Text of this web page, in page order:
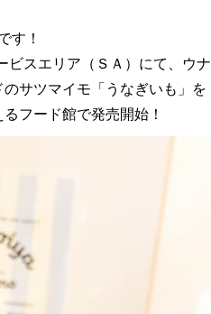
す！
ビスエリア（ＳＡ）にて、ウナ
サツマイモ「うなぎいも」を
フード館で発売開始！